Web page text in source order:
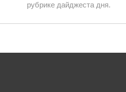
рубрике дайджеста дня.